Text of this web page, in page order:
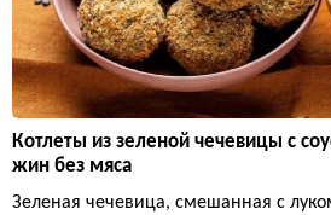
Котлеты из зеленой чечевицы с
жин без мяса
Зеленая чечевица, смешанная с